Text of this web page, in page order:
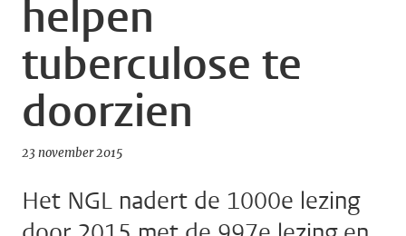
helpen
tuberculose te
doorzien
23 november 2015
Het NGL nadert de 1000e lezing